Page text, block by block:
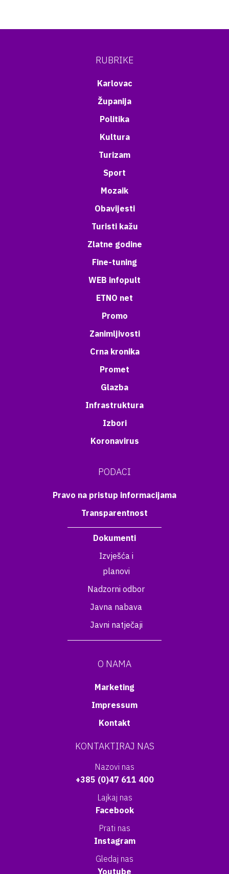
RUBRIKE
Karlovac
Županija
Politika
Kultura
Turizam
Sport
Mozaik
Obavijesti
Turisti kažu
Zlatne godine
Fine-tuning
WEB infopult
ETNO net
Promo
Zanimljivosti
Crna kronika
Promet
Glazba
Infrastruktura
Izbori
Koronavirus
PODACI
Pravo na pristup informacijama
Transparentnost
Dokumenti
Izvješća i
planovi
Nadzorni odbor
Javna nabava
Javni natječaji
O NAMA
Marketing
Impressum
Kontakt
KONTAKTIRAJ NAS
Nazovi nas
+385 (0)47 611 400
Lajkaj nas
Facebook
Prati nas
Instagram
Gledaj nas
Youtube